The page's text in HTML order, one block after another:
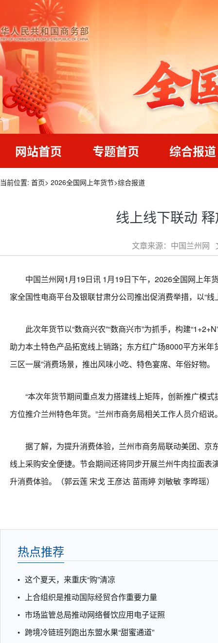
网站首页 专题首页 综合报道
当前位置: 首页> 2026全国网上年货节>综合报道
线上线下联动
文章来源：中国兰州网
中国兰州网1月19日讯 1月19日下午，2026全国网上年
家全国性电商平台及银联甘肃分公司推出促消费举措，以“
此次年货节以“数商兴农”“数商兴市”为抓手，构建
助力本土特色产品拓宽线上销路；东方红广场8000平方米
三区一展”消费场景，推出风味小吃、特色宴席、年俗好物。
“本次年货节期间重点发力搭建线上矩阵，创新推广模式
方位推介兰州特色年货。”兰州市商务局相关工作人员介绍说
据了解，为提升消费体验，兰州市商务局联动美团、京
线上采购安全便捷。节会期间还将同步开展兰州牛肉拉面
升消费体验。（郭云莲 宋戈 王彦达 苗雨婷 刘敏敏 李晔瑶）
热点推荐
这个夏天，来重庆“购”清凉
上合组织是推动国际经贸合作重要力量
市场监管总局推动网络餐饮应用电子证照
跨境冷链班列跑出东盟水果“甜蜜通道”